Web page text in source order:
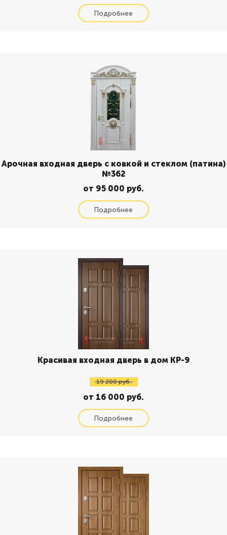
Арочная входная дверь с ковкой и стеклом (патина)
№362
от 95 000 руб.
Красивая входная дверь в дом КР-9
19 200 руб.
от 16 000 руб.